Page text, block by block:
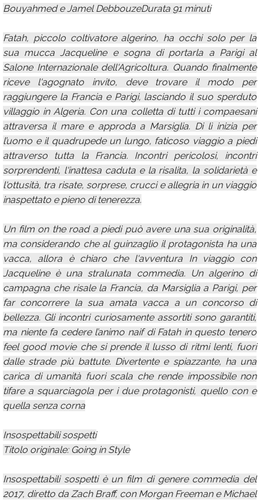
Bouyahmed e Jamel DebbouzeDurata 91 minuti
Fatah, piccolo coltivatore algerino, ha occhi solo per la
sua mucca Jacqueline e sogna di portarla a Parigi al
Salone Internazionale dell'Agricoltura. Quando finalmente
riceve l'agognato invito, deve trovare il modo per
raggiungere la Francia e Parigi, lasciando il suo sperduto
villaggio in Algeria. Con una colletta di tutti i compaesani
attraversa il mare e approda a Marsiglia. Di lì inizia per
l’uomo e il quadrupede un lungo, faticoso viaggio a piedi
attraverso tutta la Francia. Incontri pericolosi, incontri
sorprendenti, l'inattesa caduta e la risalita, la solidarietà e
l'ottusità, tra risate, sorprese, crucci e allegria in un viaggio
inaspettato e pieno di tenerezza.
Un film on the road a piedi può avere una sua originalità,
ma considerando che al guinzaglio il protagonista ha una
vacca, allora è chiaro che l'avventura In viaggio con
Jacqueline è una stralunata commedia. Un algerino di
campagna che risale la Francia, da Marsiglia a Parigi, per
far concorrere la sua amata vacca a un concorso di
bellezza. Gli incontri curiosamente assortiti sono garantiti,
ma niente fa cedere l’animo naif di Fatah in questo tenero
feel good movie che si prende il lusso di ritmi lenti, fuori
dalle strade più battute. Divertente e spiazzante, ha una
carica di umanità fuori scala che rende impossibile non
tifare a squarciagola per i due protagonisti, quello con e
quella senza corna
Insospettabili sospetti
Titolo originale: Going in Style
Insospettabili sospetti è un film di genere commedia del
2017, diretto da Zach Braff, con Morgan Freeman e Michael